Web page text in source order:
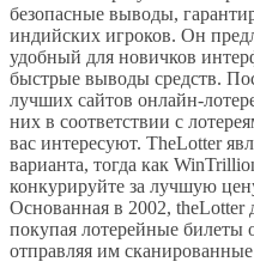
безопасные выводы,
индийских игроков. Он
удобный для новичков
быстрые выводы средств.
лучших сайтов онлайн-
них в соответствии с
вас интересуют. TheLotter
варианта, тогда как
конкурируйте за лучшую
Основанная в 2002, theLotter
покупая лотерейные билеты
отправляя им